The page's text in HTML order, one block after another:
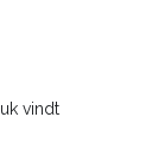
vindt